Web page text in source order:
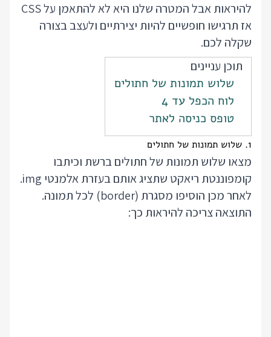
להיראות אבל המטרה שלנו היא לא להתאמן על CSS
אז תרגישו חופשיים להיות יצירתיים ולעצב בצורה
שקלה לכם.
תוכן עניינים
שלוש תמונות של חתולים
לוח הכפל עד 4
טופס כניסה לאתר
1. שלוש תמונות של חתולים
מצאו שלוש תמונות של חתולים ברשת וכיתבו
קומפוננטת ריאקט שתציג אותם בעזרת אלמנטי img.
לאחר מכן הוסיפו מסגרת (border) לכל תמונה.
התוצאה צריכה להיראות כך: